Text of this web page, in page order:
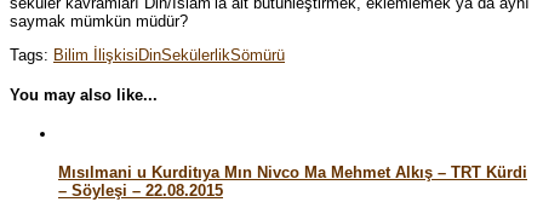
saymak mümkün müdür?
Tags: Bilim İlişkisi DinSekülerlikSömürü
You may also like...
Mısılmani u Kurditıya Mın Nivco Ma Mehmet Alkış – TRT Kürdi
– Söyleşi – 22.08.2015